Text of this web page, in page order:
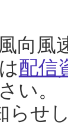
向風
配信
い。
らせ